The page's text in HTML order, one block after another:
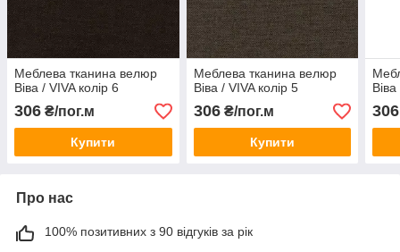
Меблева тканина велюр
Віва / VIVA колір 6
306 ₴/пог.м
Купити
Меблева тканина велюр
Віва / VIVA колір 5
306₴/пог.м
Купити
306
Про нас
100% позитивних з 90 відгуків за рік